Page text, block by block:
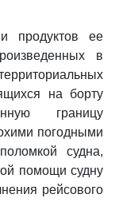
продуктов ее
в
на борту
границу
погодными
судна,
помощи судну
рейсового